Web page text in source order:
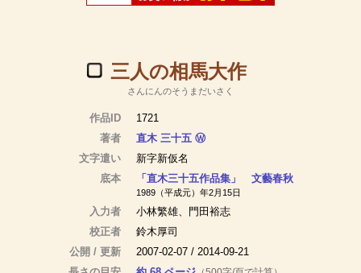
三人の相馬大作
さんにんのそうまだいさく
作品ID
1721
著者
直木 三十五 Ⓦ
文字遣い
新字新仮名
底本
「直木三十五作品集」 文藝春秋
1989（平成元）年2月15日
入力者
小林繁雄、門田裕志
校正者
鈴木厚司
公開 / 更新
2007-02-07 / 2014-09-21